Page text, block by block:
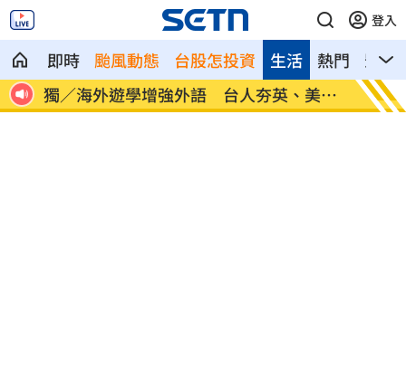
登入
即時 颱風動態 台股怎投資 熱門 影音
生活
30
獨／海外遊學增強外語 台人夯英、美、
加
長尾
因